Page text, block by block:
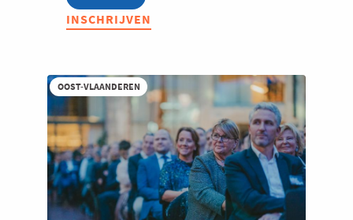
What's
Hot
bij
DM&S
INSCHRIJVEN
OOST-VLAANDEREN